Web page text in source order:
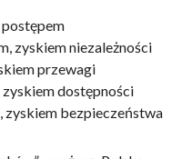
zyskiem niezależności
przewagi
dostępności
zyskiem bezpieczeństwa